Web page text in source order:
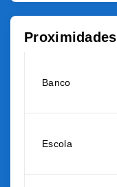
Proximidades
Banco
Escola